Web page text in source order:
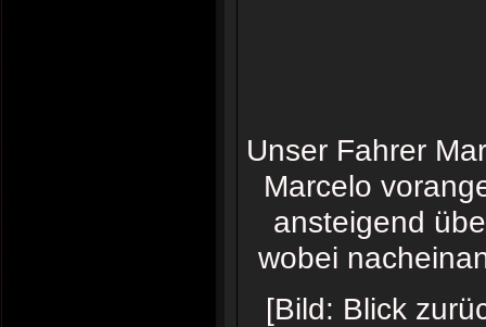
Unser Fahrer
Marcelo
ansteigend
wobei
[Bild: Blick